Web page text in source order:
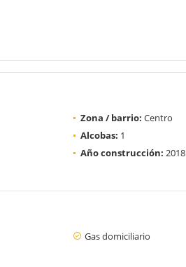
Zona / barrio: Centro
Alcobas: 1
Año construcción: 2018
Gas domiciliario